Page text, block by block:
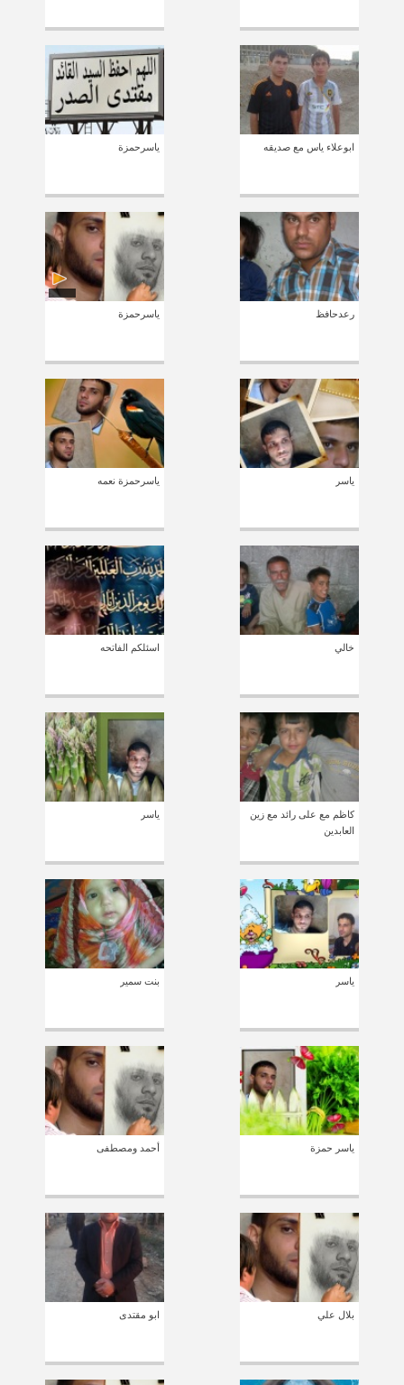
ابوعلاء ياس مع صديقه ياسرحمزة
رعدحافظ ياسرحمزة
ياسر ياسرحمزة نعمه
خالي اسئلكم الفاتحه
كاظم مع على رائد مع زين
العابدين
ياسر
ياسر بنت سمير
ياسر حمزة أحمد ومصطفى
بلال علي ابو مقتدى